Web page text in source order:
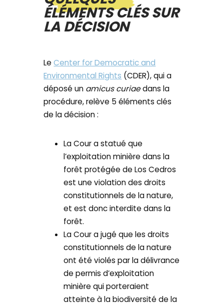
ÉLÉMENTS CLÉS SUR
LA DÉCISION
LeCenter for Democratic and
Environmental Rights (CDER), qui a
déposé un amicus curiaedans la
procédure, relève 5 éléments clés
de la décision :
La Cour a statué que
l’exploitation minière dans la
forêt protégée de Los Cedros
est une violation des droits
constitutionnels de la nature,
et est donc interdite dans la
forêt.
La Cour a jugé que les droits
constitutionnels de la nature
ont été violés par la délivrance
de permis d’exploitation
minière qui porteraient
atteinte à la biodiversité de la